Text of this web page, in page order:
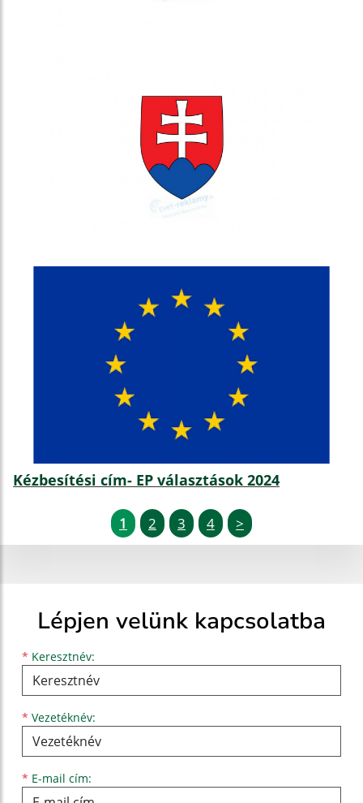
Kézbesítési cím- EP választások 2024
1 2 3 4 >
Lépjen velünk kapcsolatba
* Keresztnév:
Keresztnév
* Vezetéknév:
Vezetéknév
* E-mail cím:
E-mail cím